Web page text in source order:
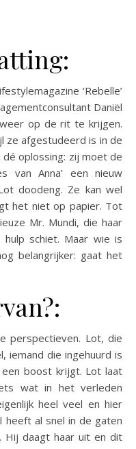
‘Rebelle’
Daniël
op de rit te krijgen.
ze afgestudeerd is in de
oplossing: zij moet de
van Anna’ een nieuw
doodeng. Ze kan wel
het niet op papier. Tot
Mr. Mundi, die haar
schiet. Maar wie is
belangrijker: gaat het
perspectieven. Lot, die
iemand die ingehuurd is
boost krijgt. Lot laat
wat in het verleden
heel veel en hier
heeft al snel in de gaten
Hij daagt haar uit en dit